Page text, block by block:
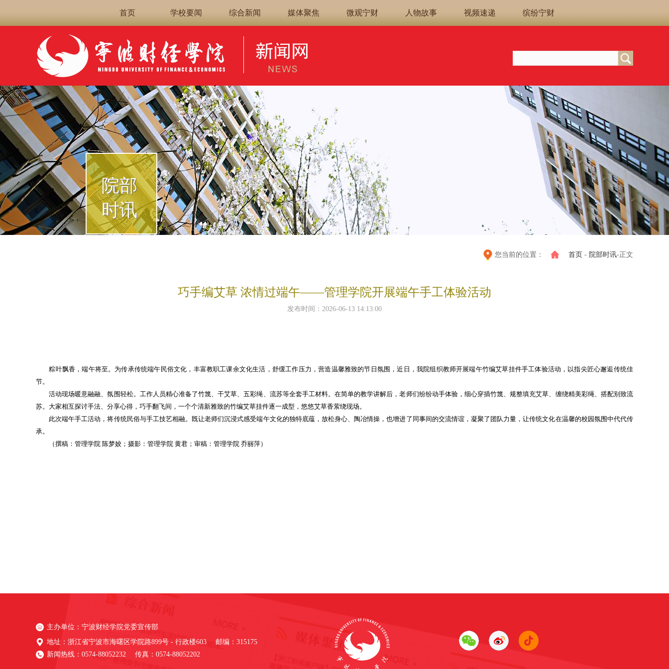
首页 学校要闻 综合新闻 媒体聚焦 微观宁财 人物故事 视频速递 缤纷宁财
院部
时讯
您当前的位置： 首页 - 院部时讯-正文
巧手编艾草 浓情过端午——管理学院开展端午手工体验活动
发布时间：2026-06-13 14:13:00
粽叶飘香，端午将至。为传承传统端午民俗文化，丰富教职工课余文化生活，舒缓工作压力，营造温馨雅致的节日氛围，近日，我院组织教师开展端午竹编艾草挂件手工体验活动，以指尖匠心邂逅传统佳
节。
活动现场暖意融融、氛围轻松。工作人员精心准备了竹篾、干艾草、五彩绳、流苏等全套手工材料。在简单的教学讲解后，老师们纷纷动手体验，细心穿插竹篾、规整填充艾草、缠绕精美彩绳、搭配别致流
苏。大家相互探讨手法、分享心得，巧手翻飞间，一个个清新雅致的竹编艾草挂件逐一成型，悠悠艾草香萦绕现场。
此次端午手工活动，将传统民俗与手工技艺相融。既让老师们沉浸式感受端午文化的独特底蕴，放松身心、陶冶情操，也增进了同事间的交流情谊，凝聚了团队力量，让传统文化在温馨的校园氛围中代代传
承。
（撰稿：管理学院 陈梦姣；摄影：管理学院 黄君；审稿：管理学院 乔丽萍）
主办单位：宁波财经学院党委宣传部
地址：浙江省宁波市海曙区学院路899号 - 行政楼603 邮编：315175
新闻热线：0574-88052232 传真：0574-88052202